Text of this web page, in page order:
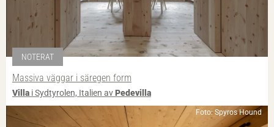
NOTERAT
Massiva väggar i säregen form
Villa i Sydtyrolen, Italien avPedevilla
Foto: Spyros Hound